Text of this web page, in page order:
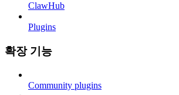
ClawHub
Plugins
확장 기능
Community plugins